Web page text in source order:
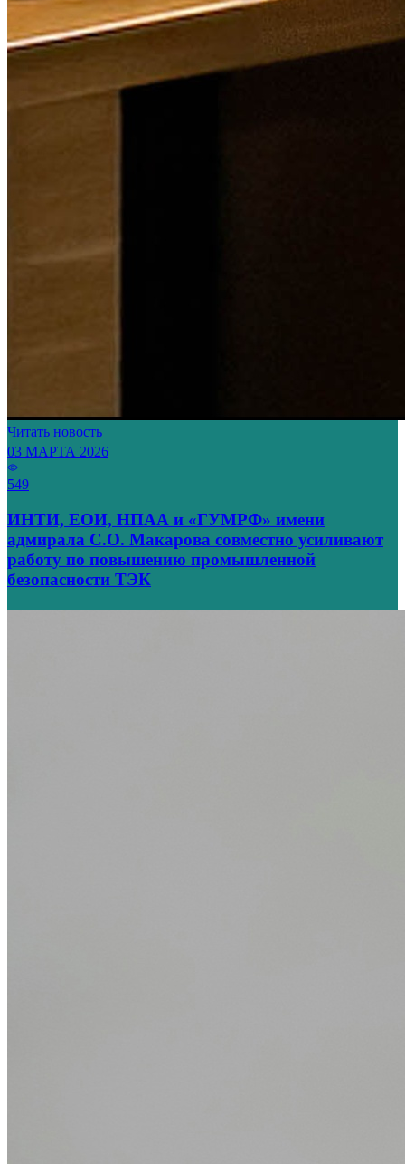
Читать новость
03 МАРТА 2026
549
ИНТИ, ЕОИ, НПАА и «ГУМРФ» имени
адмирала С.О. Макарова совместно усиливают
работу по повышению промышленной
безопасности ТЭК